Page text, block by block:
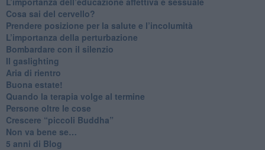
​Cosa sai del cervello?
Prendere posizione per la salute e l’incolumità
L’importanza della perturbazione
​Bombardare con il silenzio
Il gaslighting
Aria di rientro
Buona estate!
​Quando la terapia volge al termine
​Persone oltre le cose
​Crescere “piccoli Buddha”
Non va bene se…
​5 anni di Blog